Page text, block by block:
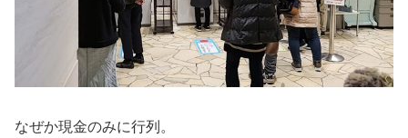
なぜか現金のみに行列。